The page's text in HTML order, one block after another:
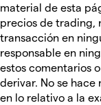
material de esta
precios de trading,
transacción en
responsable en
estos comentarios
derivar. No se
en lo relativo a la